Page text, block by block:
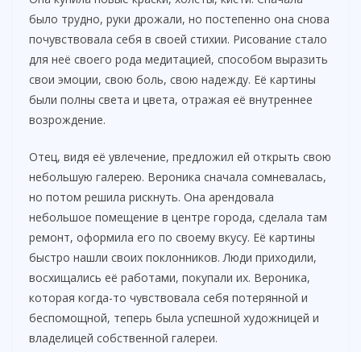
было трудно, руки дрожали, но постепенно она снова
почувствовала себя в своей стихии. Рисование стало
для неё своего рода медитацией, способом выразить
свои эмоции, свою боль, свою надежду. Её картины
были полны света и цвета, отражая её внутреннее
возрождение.
Отец, видя её увлечение, предложил ей открыть свою
небольшую галерею. Вероника сначала сомневалась,
но потом решила рискнуть. Она арендовала
небольшое помещение в центре города, сделала там
ремонт, оформила его по своему вкусу. Её картины
быстро нашли своих поклонников. Люди приходили,
восхищались её работами, покупали их. Вероника,
которая когда-то чувствовала себя потерянной и
беспомощной, теперь была успешной художницей и
владелицей собственной галереи.